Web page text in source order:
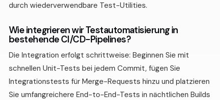
durch wiederverwendbare Test-Utilities.
Wie integrieren wir Testautomatisierung in
bestehende CI/CD-Pipelines?
Die Integration erfolgt schrittweise: Beginnen Sie mit
schnellen Unit-Tests bei jedem Commit, fügen Sie
Integrationstests für Merge-Requests hinzu und platzieren
Sie umfangreichere End-to-End-Tests in nächtlichen Builds